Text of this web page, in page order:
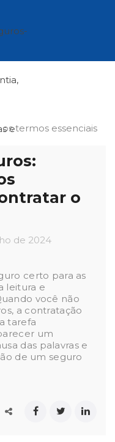
o
de 2024
certo para as
leitura e
você não
a contratação
tarefa
um
das palavras e
de um seguro